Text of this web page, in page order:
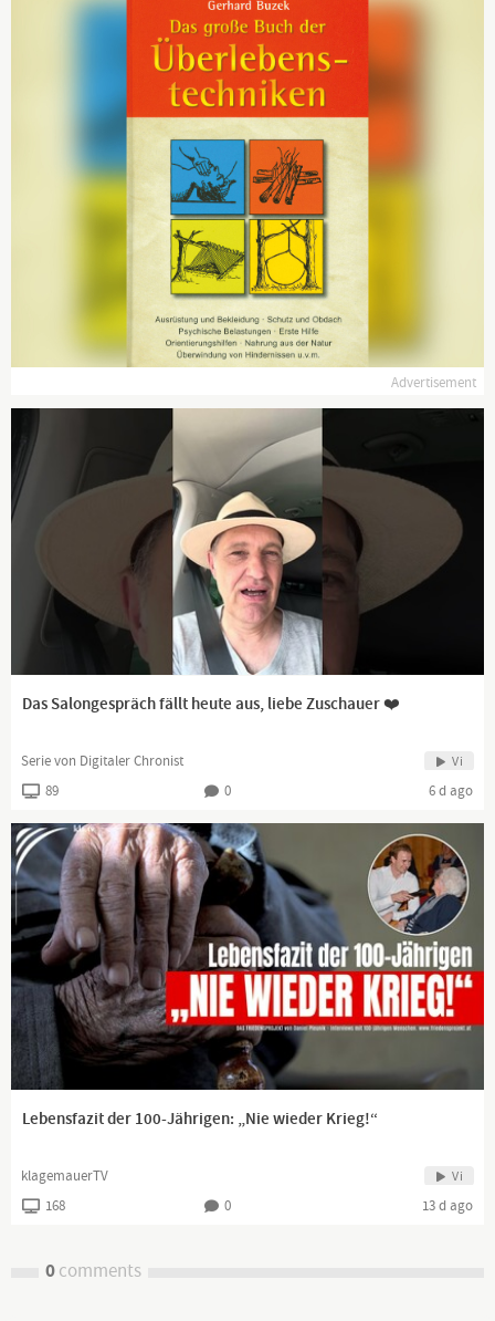
Advertisement
Das Salongespräch fällt heute aus, liebe Zuschauer ❤️
Serie von Digitaler Chronist Vi
89 0 6 d ago
Lebensfazit der 100-Jährigen: „Nie wieder Krieg!“
klagemauerTV Vi
168 0 13 d ago
0comments